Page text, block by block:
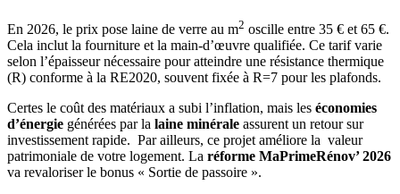
En 2026, le prix pose laine de verre au m2 oscille entre 35 € et 65 €.
Cela inclut la fourniture et la main-d’œuvre qualifiée. Ce tarif varie
selon l’épaisseur nécessaire pour atteindre une résistance thermique
(R) conforme à la RE2020, souvent fixée à R=7 pour les plafonds.
Certes le coût des matériaux a subi l’inflation, mais les économies
d’énergie générées par la laine minérale assurent un retour sur
investissement rapide. Par ailleurs, ce projet améliore la valeur
patrimoniale de votre logement. La réforme MaPrimeRénov’ 2026
va revaloriser le bonus « Sortie de passoire ».